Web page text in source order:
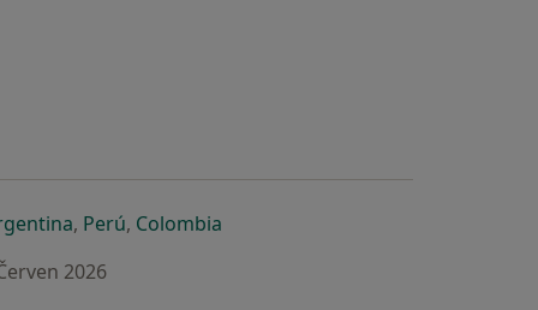
záložce
nové záložce
v nové záložce
se otevře v nové záložce
, Perúse otevře v nové záložce
, Colombiase otevře v nové záložce
2026